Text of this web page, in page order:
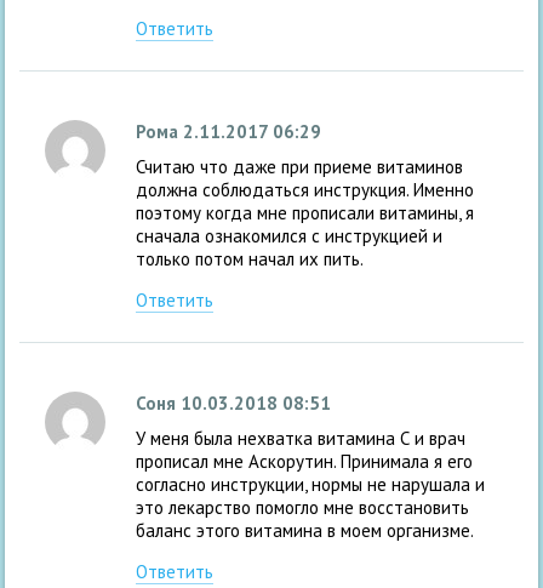
Ответить
Рома 2.11.2017 06:29
Считаю что даже при приеме витаминов
должна соблюдаться инструкция. Именно
поэтому когда мне прописали витамины, я
сначала ознакомился с инструкцией и
только потом начал их пить.
Ответить
Соня 10.03.2018 08:51
У меня была нехватка витамина С и врач
прописал мне Аскорутин. Принимала я его
согласно инструкции, нормы не нарушала и
это лекарство помогло мне восстановить
баланс этого витамина в моем организме.
Ответить